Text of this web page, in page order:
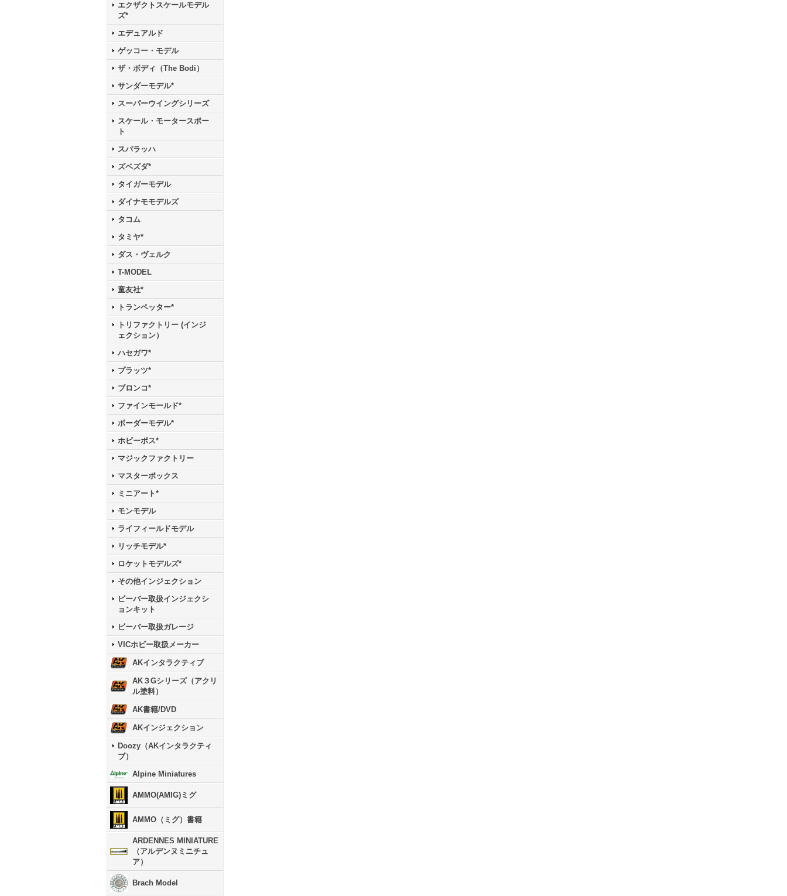
エクザクトスケールモデル
ズ*
エデュアルド
ゲッコー・モデル
ザ・ボディ（The Bodi）
サンダーモデル*
スーパーウイングシリーズ
スケール・モータースポー
ト
スパラッハ
ズベズダ*
タイガーモデル
ダイナモモデルズ
タコム
タミヤ*
ダス・ヴェルク
T-MODEL
童友社*
トランペッター*
トリファクトリー (インジ
ェクション）
ハセガワ*
プラッツ*
ブロンコ*
ファインモールド*
ボーダーモデル*
ホビーボス*
マジックファクトリー
マスターボックス
ミニアート*
モンモデル
ライフィールドモデル
リッチモデル*
ロケットモデルズ*
その他インジェクション
ビーバー取扱インジェクシ
ョンキット
ビーバー取扱ガレージ
VICホビー取扱メーカー
AKインタラクティブ
AK３Gシリーズ（アクリ
ル塗料）
AK書籍/DVD
AKインジェクション
Doozy（AKインタラクティ
ブ）
Alpine Miniatures
AMMO(AMIG)ミグ
AMMO（ミグ）書籍
ARDENNES MINIATURE
（アルデンヌミニチュ
ア）
Brach Model